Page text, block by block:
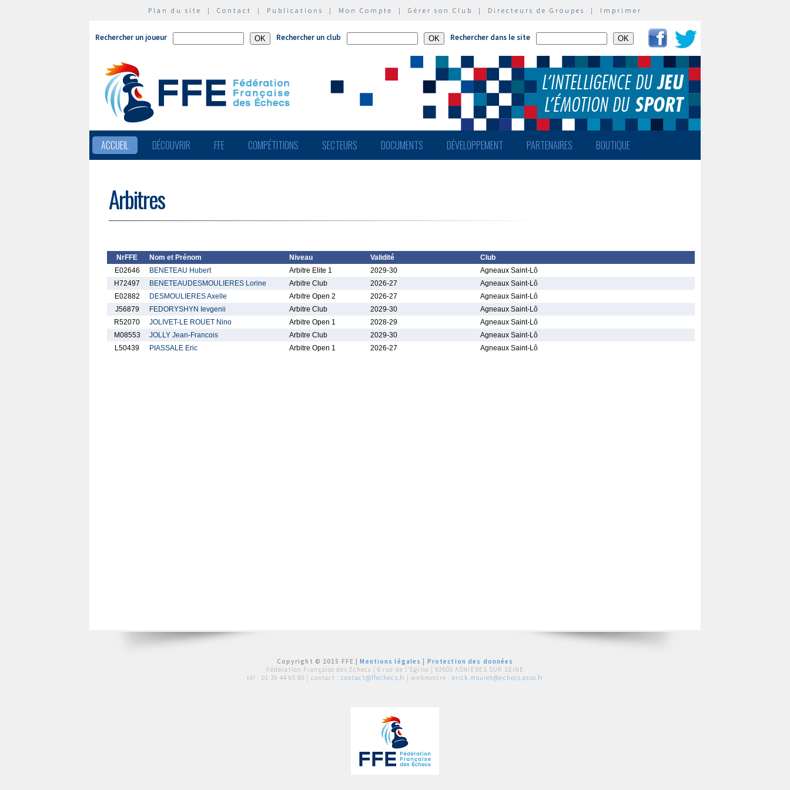
Plan du site | Contact | Publications | Mon Compte | Gérer son Club | Directeurs de Groupes | Imprimer
Rechercher un joueur Rechercher un club Rechercher dans le site
ACCUEIL DÉCOUVRIR FFE COMPÉTITIONS SECTEURS DOCUMENTS DÉVELOPPEMENT PARTENAIRES BOUTIQUE
Arbitres
NrFFE Nom et Prénom Niveau Validité
Club
E02646
BENETEAU Hubert Arbitre Elite 1 2029-30
Agneaux Saint-Lô
H72497
BENETEAUDESMOULIERES Lorine Arbitre Club 2026-27
Agneaux Saint-Lô
E02882
DESMOULIERES Axelle Arbitre Open 2 2026-27
Agneaux Saint-Lô
J56879
FEDORYSHYN Ievgenii Arbitre Club 2029-30
Agneaux Saint-Lô
R52070
JOLIVET-LE ROUET Nino Arbitre Open 1 2028-29
Agneaux Saint-Lô
M08553
JOLLY Jean-Francois Arbitre Club 2029-30
Agneaux Saint-Lô
L50439
PIASSALE Eric Arbitre Open 1 2026-27 Agneaux Saint-Lô
Copyright © 2015 FFE |Mentions légales
Protection des données
Fédération Française des Echecs | 6 rue de l'Eglise | 92600 ASNIERES SUR SEINE
tél : 01 39 44 65 80 | contact : contact@ffechecs.fr | webmestre : erick.mouret@echecs.asso.fr